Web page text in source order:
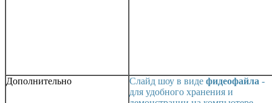
Дополнительно Слайд шоу в виде фидеофайла -
для удобного хранения и